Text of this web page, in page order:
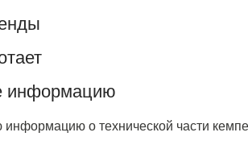
информацию
информацию о технической части